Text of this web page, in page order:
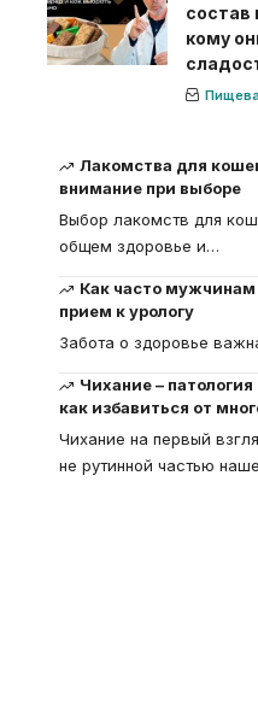
состав
кому
Лакомства для
внимание при выборе
Выбор лакомств для
общем здоровье и…
Как часто
прием к урологу
Забота о здоровье
Чихание –
как избавиться от
Чихание на первый
не рутинной частью